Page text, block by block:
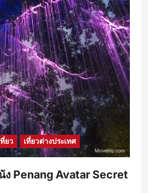
ยว เที่ยวต่างประเทศ
ง Penang Avatar Secret